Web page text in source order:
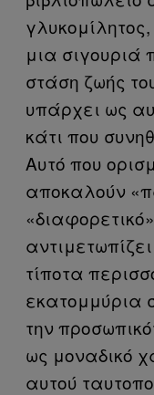
μια σιγουριά
στάση ζωής
υπάρχει ως
κάτι που
Αυτό που
αποκαλούν
τίποτα
εκατομμύρια
την
ως μοναδικό
αυτού